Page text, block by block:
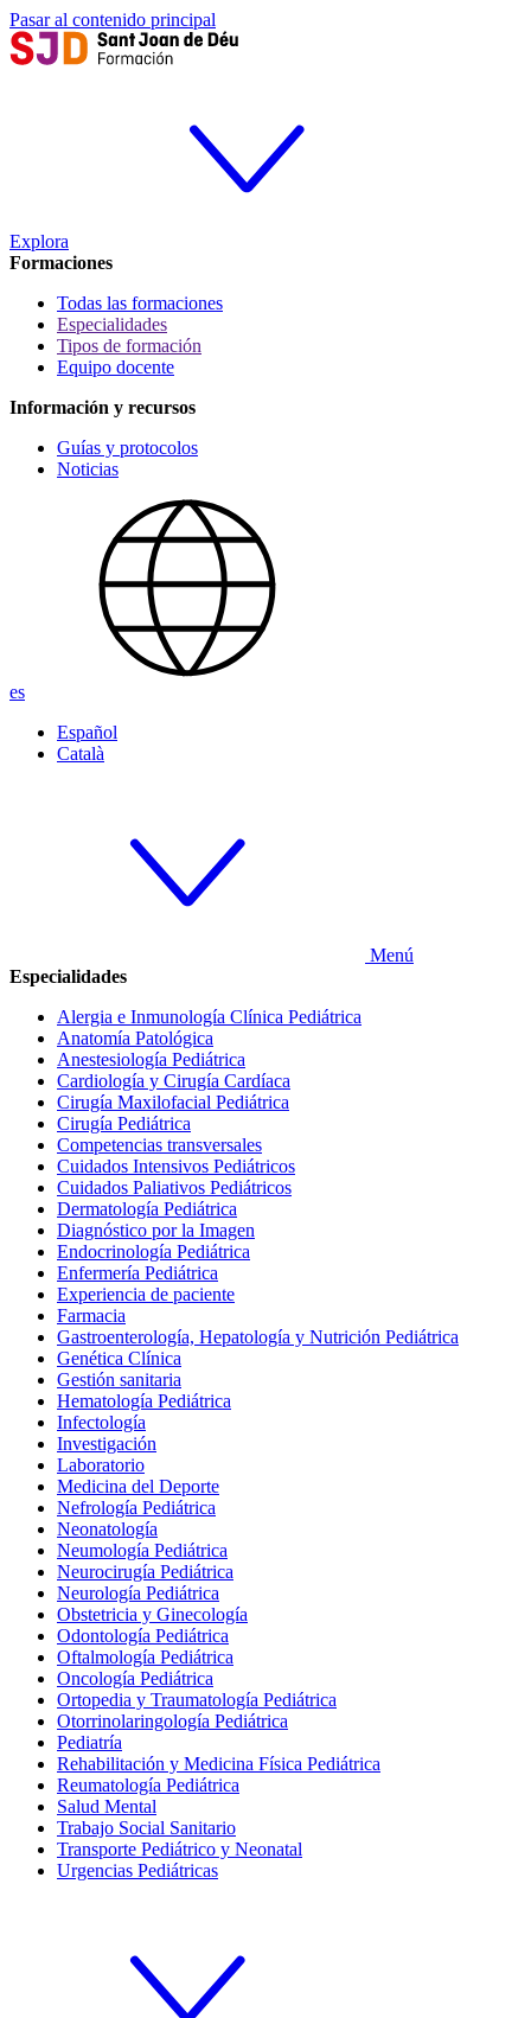
Pasar al contenido principal
Explora
Formaciones
Todas las formaciones
Especialidades
Tipos de formación
Equipo docente
Información y recursos
Guías y protocolos
Noticias
es
Español
Català
Menú
Especialidades
Alergia e Inmunología Clínica Pediátrica
Anatomía Patológica
Anestesiología Pediátrica
Cardiología y Cirugía Cardíaca
Cirugía Maxilofacial Pediátrica
Cirugía Pediátrica
Competencias transversales
Cuidados Intensivos Pediátricos
Cuidados Paliativos Pediátricos
Dermatología Pediátrica
Diagnóstico por la Imagen
Endocrinología Pediátrica
Enfermería Pediátrica
Experiencia de paciente
Farmacia
Gastroenterología, Hepatología y Nutrición Pediátrica
Genética Clínica
Gestión sanitaria
Hematología Pediátrica
Infectología
Investigación
Laboratorio
Medicina del Deporte
Nefrología Pediátrica
Neonatología
Neumología Pediátrica
Neurocirugía Pediátrica
Neurología Pediátrica
Obstetricia y Ginecología
Odontología Pediátrica
Oftalmología Pediátrica
Oncología Pediátrica
Ortopedia y Traumatología Pediátrica
Otorrinolaringología Pediátrica
Pediatría
Rehabilitación y Medicina Física Pediátrica
Reumatología Pediátrica
Salud Mental
Trabajo Social Sanitario
Transporte Pediátrico y Neonatal
Urgencias Pediátricas